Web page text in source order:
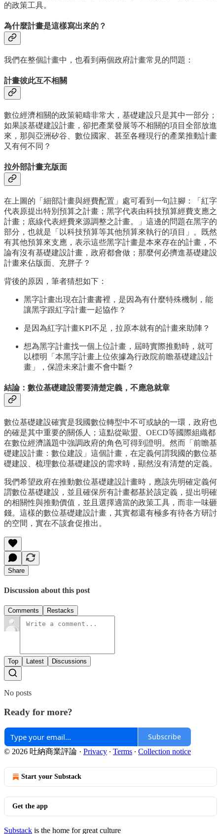
的政策工具。
為什麼計畫是這樣寫出來的？
我們在整個計畫中，也看到兩個政府計畫常見的問題：
計畫彼此互不相關
數位經濟相關的政策範疇非常大，基礎建設只是其中一部分；
如果談基礎建設計畫，卻把產業發展等不相關的項目全部放進
來，那與亞洲矽谷、數位國家、甚至各種現行的產業推動計畫
又有何不同？
拉外部計畫充版面
在上圖的「細部計畫與經費配置」處可看到一句註腳：「紅字
代表原提出特別預算之計畫；黑字代表由科技預算經費支應之
計畫；底線代表經費來源調整之計畫。」這邊的問題在黑字的
部分，也就是「以科技預算等其他預算來執行的項目」。既然
有其他預算來支應，表示這些黑字計畫是本來存在的計畫，不
論有沒有基礎建設計畫，政府都會做；那麼何必擠進基礎建設
計畫來佔版面、充胖子？
背後的原因，筆者猜想如下：
黑字計畫出現在計畫書裡，是因為有什麼特殊機制，能
讓黑字跟紅字計畫一起協作？
是因為紅字計畫KPI不足，拉原本就有的計畫來助陣？
想為黑字計畫找一個上位計畫，屆時實際推動時，就可
以標明「本黑字計畫上位依據為行政院前瞻基礎建設計
畫」，保證未來計畫不會中斷？
結論：數位基礎建設需要清楚定義，不應急就章
數位基礎建設確實是我國數位轉型中不可或缺的一環，政府也
的確是其中重要的關係人；這點從歐盟、OECD等國際組織都
在數位經濟議題中強調政府的角色可得到證明。然而「前瞻基
礎建設計畫：數位建設」這個計畫，在定義何謂我國的數位基
礎建設、梳理數位基礎建設的需求時，顯然沒有清楚的定義。
我們希望政府在推動數位基礎建設計畫時，應該先明確定義何
謂數位基礎建設，並且確保所有計畫都基於該定義，提出明確
的相關性與推動價值，並且選擇適當的政策工具，而非一味砸
錢。這樣的數位基礎建設計畫，其實都還有極多有待各方研討
的空間，實在不該倉促推出。
Share
Discussion about this post
Comments Restacks
Top Latest Discussions
No posts
Ready for more?
Subscribe
© 2026 吐納商業評論 · Privacy ∙ Terms ∙ Collection notice
Start your Substack
Get the app
Substack is the home for great culture